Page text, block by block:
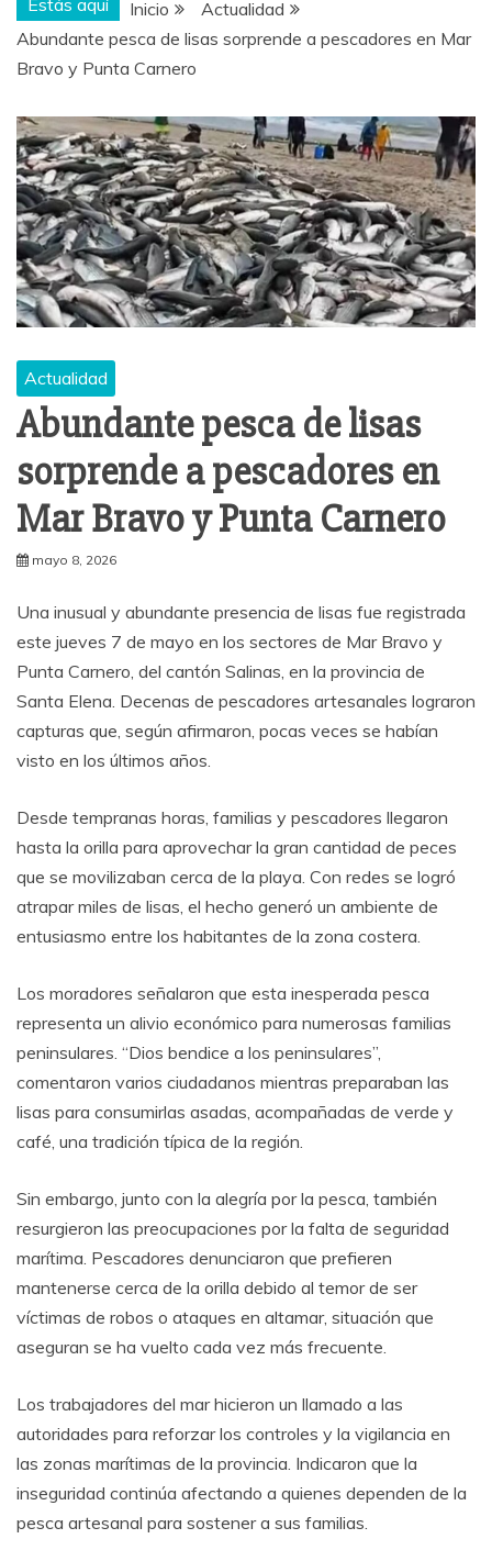
Inicio
Actualidad
Abundante pesca de lisas sorprende a pescadores en Mar
Bravo y Punta Carnero
Actualidad
Abundante pesca de lisas
sorprende a pescadores en
Mar Bravo y Punta Carnero
mayo 8, 2026
Una inusual y abundante presencia de lisas fue registrada
este jueves 7 de mayo en los sectores de Mar Bravo y
Punta Carnero, del cantón Salinas, en la provincia de
Santa Elena. Decenas de pescadores artesanales lograron
capturas que, según afirmaron, pocas veces se habían
visto en los últimos años.
Desde tempranas horas, familias y pescadores llegaron
hasta la orilla para aprovechar la gran cantidad de peces
que se movilizaban cerca de la playa. Con redes se logró
atrapar miles de lisas, el hecho generó un ambiente de
entusiasmo entre los habitantes de la zona costera.
Los moradores señalaron que esta inesperada pesca
representa un alivio económico para numerosas familias
peninsulares. “Dios bendice a los peninsulares”,
comentaron varios ciudadanos mientras preparaban las
lisas para consumirlas asadas, acompañadas de verde y
café, una tradición típica de la región.
Sin embargo, junto con la alegría por la pesca, también
resurgieron las preocupaciones por la falta de seguridad
marítima. Pescadores denunciaron que prefieren
mantenerse cerca de la orilla debido al temor de ser
víctimas de robos o ataques en altamar, situación que
aseguran se ha vuelto cada vez más frecuente.
Los trabajadores del mar hicieron un llamado a las
autoridades para reforzar los controles y la vigilancia en
las zonas marítimas de la provincia. Indicaron que la
inseguridad continúa afectando a quienes dependen de la
pesca artesanal para sostener a sus familias.